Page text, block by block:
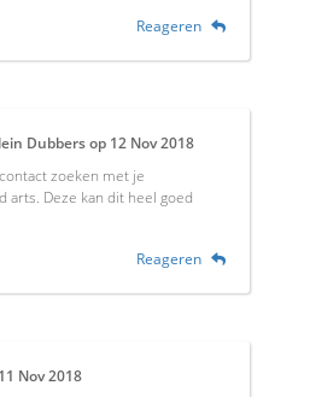
Reageren
Dubbersop 12 Nov 2018
zoeken met je
arts. Deze kan dit heel goed
Reageren
11 Nov 2018